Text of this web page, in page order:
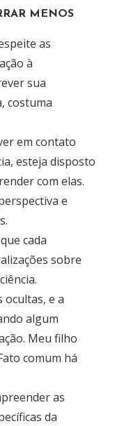
MENOS
as
à
sua
costuma
em contato
esteja disposto
com elas.
e
cada
sobre
ocultas, e a
algum
Meu filho
comum há
as
da